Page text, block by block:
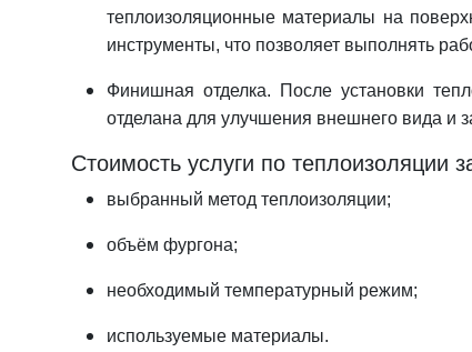
теплоизоляционные материалы на
инструменты, что позволяет выполнять
Финишная отделка. После установки
отделана для улучшения внешнего вида и
Стоимость услуги по теплоизоляции
выбранный метод теплоизоляции;
объём фургона;
необходимый температурный режим;
используемые материалы.